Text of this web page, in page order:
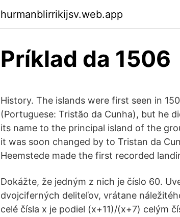
hurmanblirrikijsv.web.app
Príklad da 1506
History. The islands were first seen in
(Portuguese: Tristão da Cunha), but he
its name to the principal island of the
it was soon changed by to Tristan da
Heemstede made the first recorded
Dokážte, že jedným z nich je číslo 60.
dvojciferných deliteľov, vrátane
celé čísla x je podiel (x+11)/(x+7) celým